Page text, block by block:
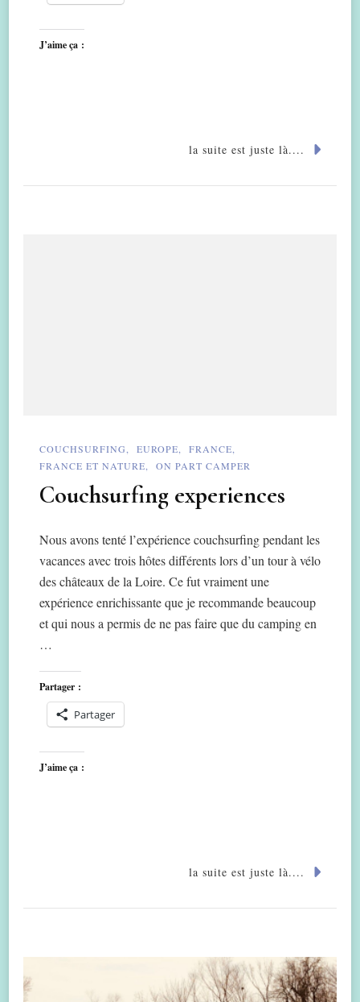
J’aime ça :
la suite est juste là....
COUCHSURFING EUROPE
FRANCE
FRANCE ET NATURE
ON PART CAMPER
Couchsurfing experiences
Nous avons tenté l’expérience couchsurfing pendant les
vacances avec trois hôtes différents lors d’un tour à vélo
des châteaux de la Loire. Ce fut vraiment une
expérience enrichissante que je recommande beaucoup
et qui nous a permis de ne pas faire que du camping en
…
Partager :
Partager
J’aime ça :
la suite est juste là....